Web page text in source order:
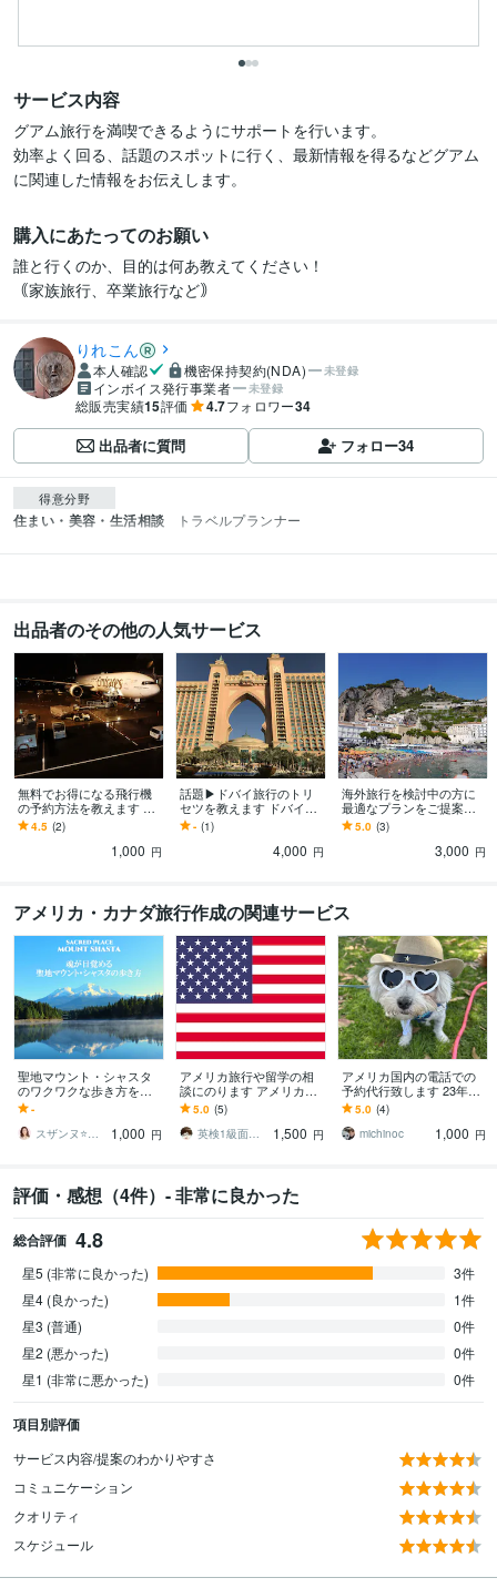
サービス内容
グアム旅行を満喫できるようにサポートを行います。
効率よく回る、話題のスポットに行く、最新情報を得るなどグアム
に関連した情報をお伝えします。
購入にあたってのお願い
誰と行くのか、目的は何あ教えてください！
｟家族旅行、卒業旅行など｠
りれこん
本人確認 機密保持契約(NDA) 未登録
インボイス発行事業者 未登録
総販売実績15評価 4.7フォロワー34
出品者に質問 フォロー34
得意分野
住まい・美容・生活相談 トラベルプランナー
出品者のその他の人気サービス
無料でお得になる飛行機
の予約方法を教えます 航
空券の値段は常に変動し
ています。お得になる方
4.5 (2)
1,000 円
話題▶︎ドバイ旅行のトリ
セツを教えます ドバイは
どんな国？必要なもの
は？を解決します！
- (1)
4,000 円
海外旅行を検討中の方に
最適なプランをご提案し
ます 海外旅行に行きたい
けど「どこが良い」「何
をすればいい」を解決
5.0 (3)
3,000 円
アメリカ・カナダ旅行作成の関連サービス
聖地マウント・シャスタ
のワクワクな歩き方を教
えます マウントシャスタ
に19回訪米スペシャリス
トが薦める秘境ガイド
-
スザンヌ⭐聖地からのメッセンジャー
1,000 円
アメリカ旅行や留学の相
談にのります アメリカへ
の旅行を考えていて、少
しでもコストを下げたい
方へ
5.0 (5)
英検1級面接38点のマルチリンガルK
1,500 円
アメリカ国内の電話での
予約代行致します 23年間
ロサンゼルスに住んでい
る私にお任せください！
5.0 (4)
michinoc
1,000 円
評価・感想（4件）- 非常に良かった
総合評価 4.8
星5 (非常に良かった)
3件
星4 (良かった)
1件
星3 (普通)
0件
星2 (悪かった)
0件
星1 (非常に悪かった)
0件
項目別評価
サービス内容/提案のわかりやすさ
コミュニケーション
クオリティ
スケジュール